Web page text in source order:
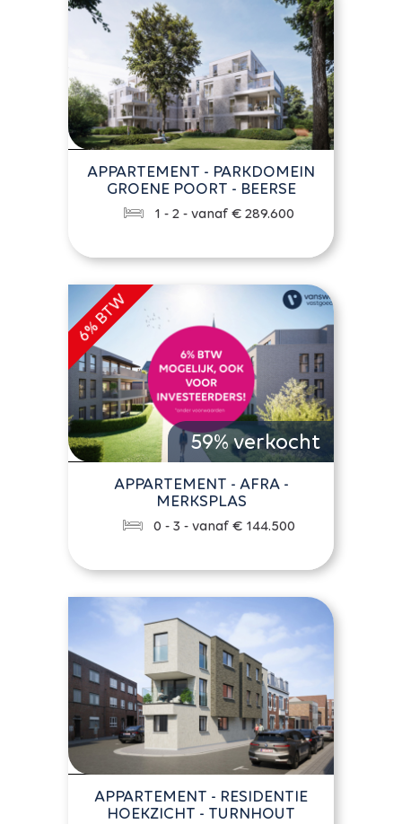
APPARTEMENT - PARKDOMEIN
GROENE POORT - BEERSE
1 - 2 - vanaf € 289.600
59% verkocht
APPARTEMENT - AFRA -
MERKSPLAS
0 - 3 - vanaf € 144.500
APPARTEMENT - RESIDENTIE
HOEKZICHT - TURNHOUT